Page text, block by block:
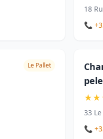
18
📞
Le Pallet
★★
33
📞